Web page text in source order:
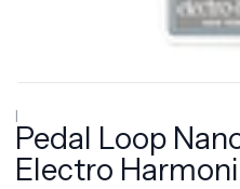
|
Pedal Loop
Electro